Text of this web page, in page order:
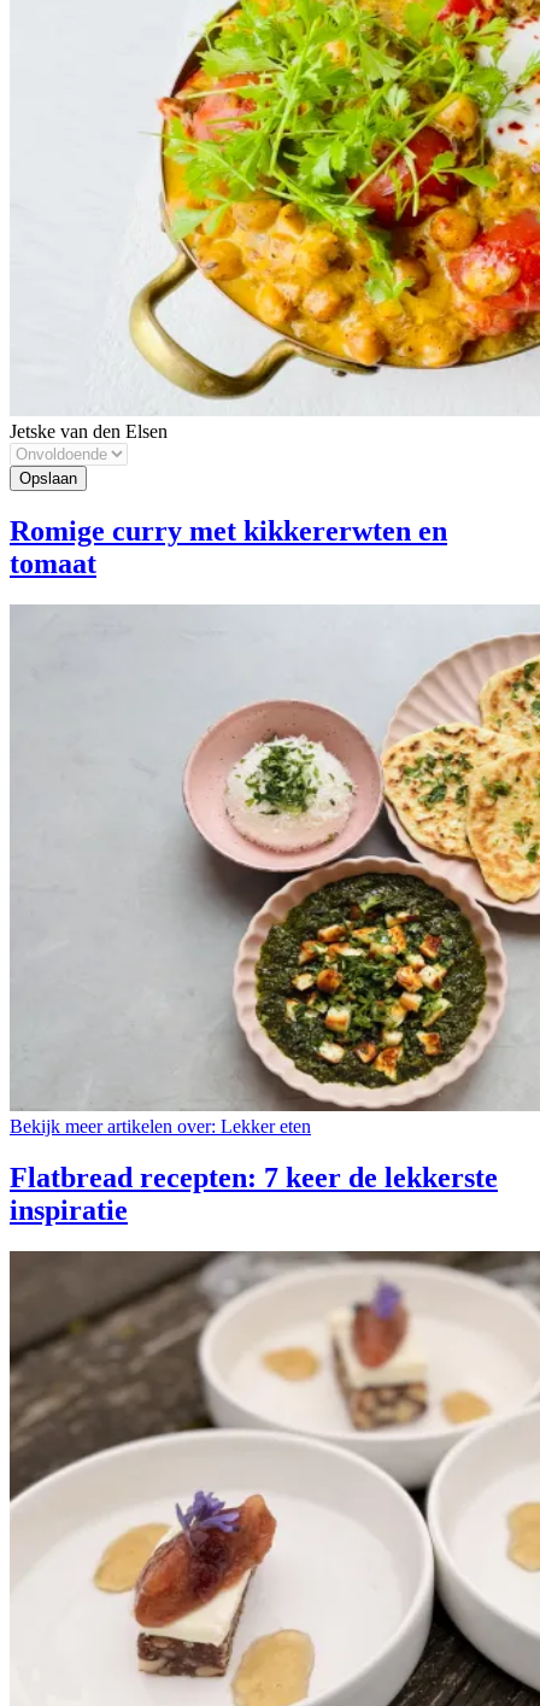
Jetske van den Elsen
Romige curry met kikkererwten en
tomaat
Bekijk meer artikelen over: Lekker eten
Flatbread recepten: 7 keer de lekkerste
inspiratie